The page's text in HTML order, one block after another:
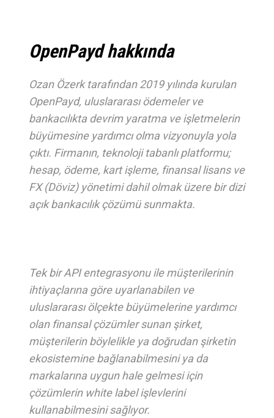
OpenPayd hakkında
Ozan Özerk tarafından 2019 yılında kurulan
OpenPayd, uluslararası ödemeler ve
bankacılıkta devrim yaratma ve işletmelerin
büyümesine yardımcı olma vizyonuyla yola
çıktı. Firmanın, teknoloji tabanlı platformu;
hesap, ödeme, kart işleme, finansal lisans ve
FX (Döviz) yönetimi dahil olmak üzere bir dizi
açık bankacılık çözümü sunmakta.
Tek bir API entegrasyonu ile müşterilerinin
ihtiyaçlarına göre uyarlanabilen ve
uluslararası ölçekte büyümelerine yardımcı
olan finansal çözümler sunan şirket,
müşterilerin böylelikle ya doğrudan şirketin
ekosistemine bağlanabilmesini ya da
markalarına uygun hale gelmesi için
çözümlerin white label işlevlerini
kullanabilmesini sağlıyor.